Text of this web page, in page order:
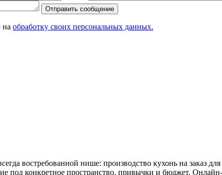
на обработку своих персональных данных.
востребованной нише: производство кухонь на заказ
под конкретное пространство, привычки и бюджет.